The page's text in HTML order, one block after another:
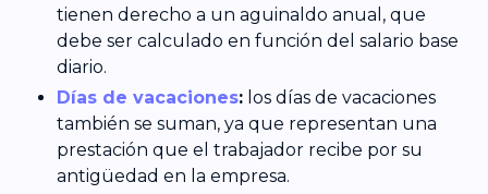
tienen derecho a un aguinaldo anual, que
debe ser calculado en función del salario base
diario.
Días de vacaciones: los días de vacaciones
también se suman, ya que representan una
prestación que el trabajador recibe por su
antigüedad en la empresa.